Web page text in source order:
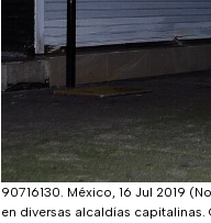
90716130. México, 16 Jul 2019
en diversas alcaldías capitalinas.